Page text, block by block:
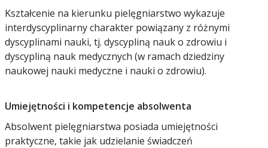
Kształcenie na kierunku pielęgniarstwo wykazuje
interdyscyplinarny charakter powiązany z różnymi
dyscyplinami nauki, tj. dyscypliną nauk o zdrowiu i
dyscypliną nauk medycznych (w ramach dziedziny
naukowej nauki medyczne i nauki o zdrowiu).
Umiejętności i kompetencje absolwenta
Absolwent pielęgniarstwa posiada umiejętności
praktyczne, takie jak udzielanie świadczeń